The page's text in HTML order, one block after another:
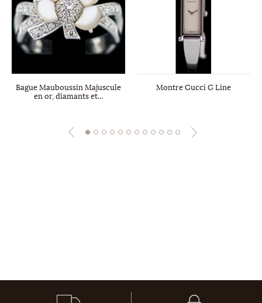
Bague Mauboussin Majuscule
en or, diamants et...
Montre Gucci G Line